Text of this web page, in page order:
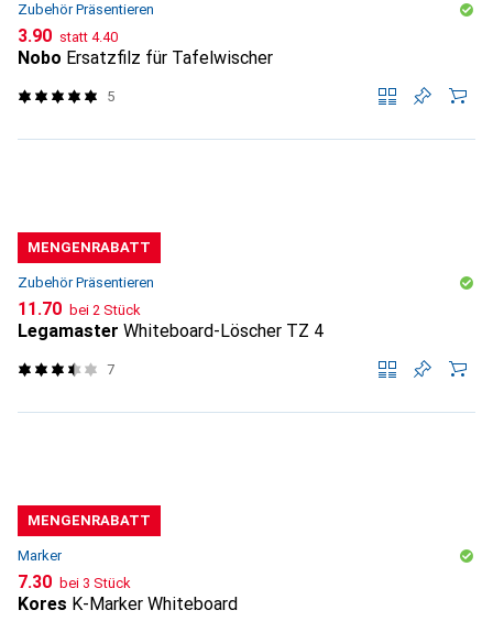
Zubehör Präsentieren
CHF
3.90 statt CHF
4.40
Nobo Ersatzfilz für Tafelwischer
5
MENGENRABATT
Zubehör Präsentieren
CHF
11.70 bei 2 Stück
Legamaster Whiteboard-Löscher TZ 4
7
MENGENRABATT
Marker
CHF
7.30 bei 3 Stück
Kores K-Marker Whiteboard